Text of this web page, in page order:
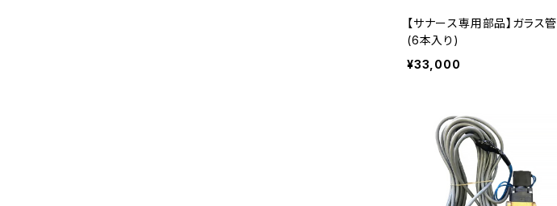
【サナース専用部品】ガラス管
(6本入り)
¥33,000